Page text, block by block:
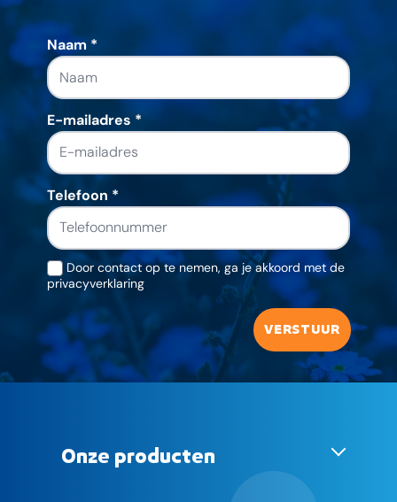
Naam *
E-mailadres *
Telefoon *
Door contact op te nemen, ga je akkoord met de
privacyverklaring
Onze producten